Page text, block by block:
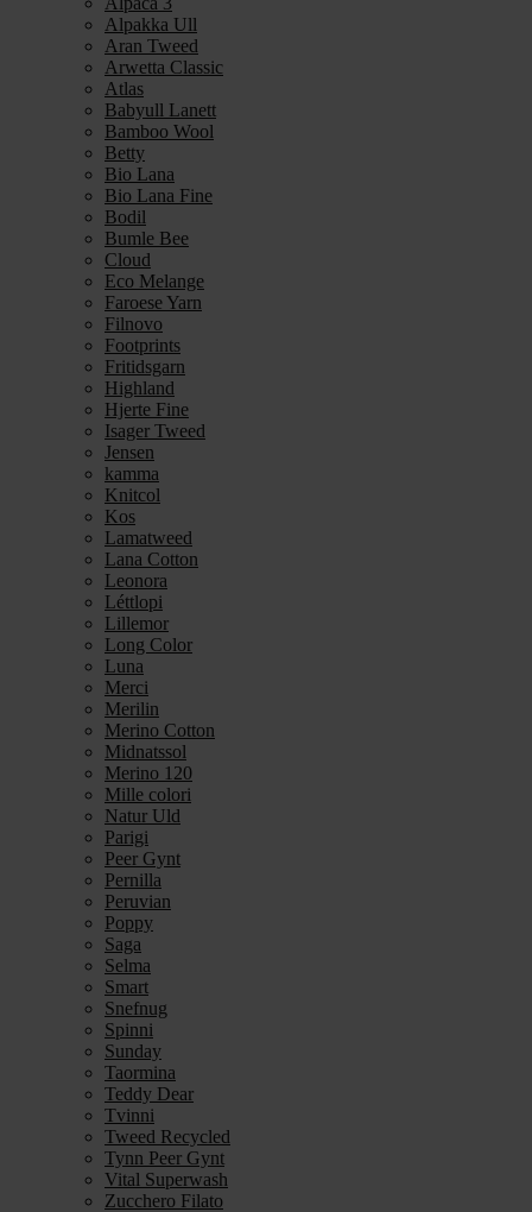
Alpakka Ull
Aran Tweed
Arwetta Classic
Atlas
Babyull Lanett
Bamboo Wool
Betty
Bio Lana
Bio Lana Fine
Bodil
Bumle Bee
Cloud
Eco Melange
Faroese Yarn
Filnovo
Footprints
Fritidsgarn
Highland
Hjerte Fine
Isager Tweed
Jensen
kamma
Knitcol
Kos
Lamatweed
Lana Cotton
Leonora
Léttlopi
Lillemor
Long Color
Luna
Merci
Merilin
Merino Cotton
Midnatssol
Merino 120
Mille colori
Natur Uld
Parigi
Peer Gynt
Pernilla
Peruvian
Poppy
Saga
Selma
Smart
Snefnug
Spinni
Sunday
Taormina
Teddy Dear
Tvinni
Tweed Recycled
Tynn Peer Gynt
Vital Superwash
Zucchero Filato